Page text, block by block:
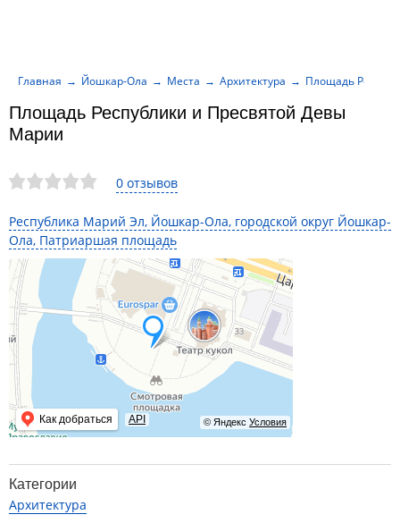
0 отзывов
Республика Марий Эл, Йошкар-Ола, городской округ Йошкар-
Ола, Патриаршая площадь
© Яндекс Условия
Как добраться API
Площадь Республики и Пресвятой Девы
Марии
Главная Йошкар-Ола Места Архитектура Площадь
Категории
Архитектура